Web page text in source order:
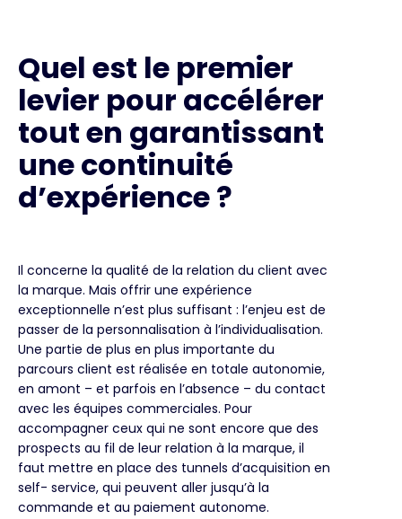
Quel est le premier
levier pour accélérer
tout en garantissant
une continuité
d’expérience ?
Il concerne la qualité de la relation du client avec
la marque. Mais offrir une expérience
exceptionnelle n’est plus suffisant : l’enjeu est de
passer de la personnalisation à l’individualisation.
Une partie de plus en plus importante du
parcours client est réalisée en totale autonomie,
en amont – et parfois en l’absence – du contact
avec les équipes commerciales. Pour
accompagner ceux qui ne sont encore que des
prospects au fil de leur relation à la marque, il
faut mettre en place des tunnels d’acquisition en
self- service, qui peuvent aller jusqu’à la
commande et au paiement autonome.